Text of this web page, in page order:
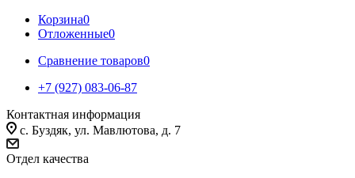
Корзина0
Отложенные0
Сравнение товаров0
+7 (927) 083-06-87
Контактная информация
c. Буздяк, ул. Мавлютова, д. 7
Отдел качества